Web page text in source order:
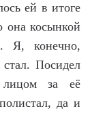
ей в итоге
она косынкой
Я, конечно,
Посидел
за её
да и